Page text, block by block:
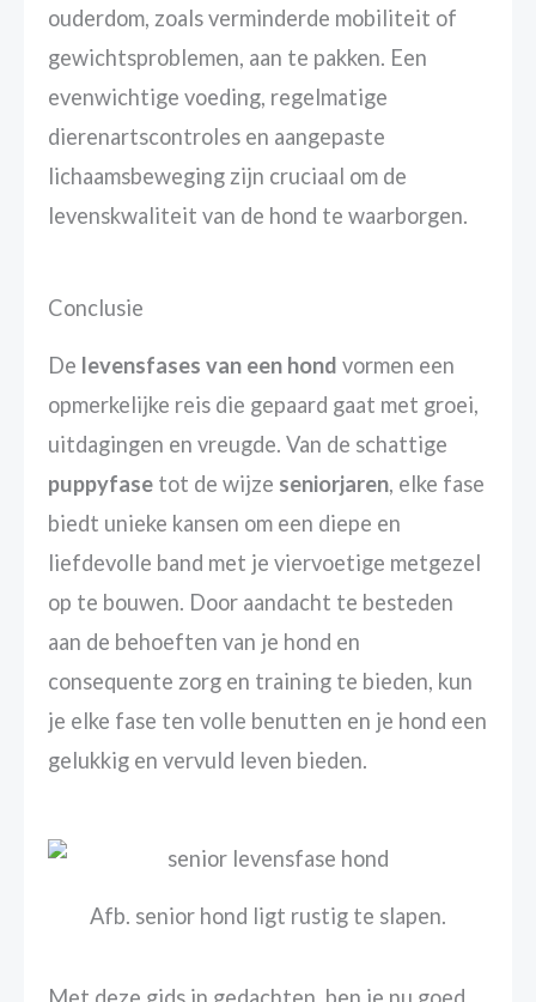
ouderdom, zoals verminderde mobiliteit of
gewichtsproblemen, aan te pakken. Een
evenwichtige voeding, regelmatige
dierenartscontroles en aangepaste
lichaamsbeweging zijn cruciaal om de
levenskwaliteit van de hond te waarborgen.
Conclusie
De levensfases van een hond vormen een
opmerkelijke reis die gepaard gaat met groei,
uitdagingen en vreugde. Van de schattige
puppyfase tot de wijze seniorjaren, elke fase
biedt unieke kansen om een diepe en
liefdevolle band met je viervoetige metgezel
op te bouwen. Door aandacht te besteden
aan de behoeften van je hond en
consequente zorg en training te bieden, kun
je elke fase ten volle benutten en je hond een
gelukkig en vervuld leven bieden.
Afb. senior hond ligt rustig te slapen.